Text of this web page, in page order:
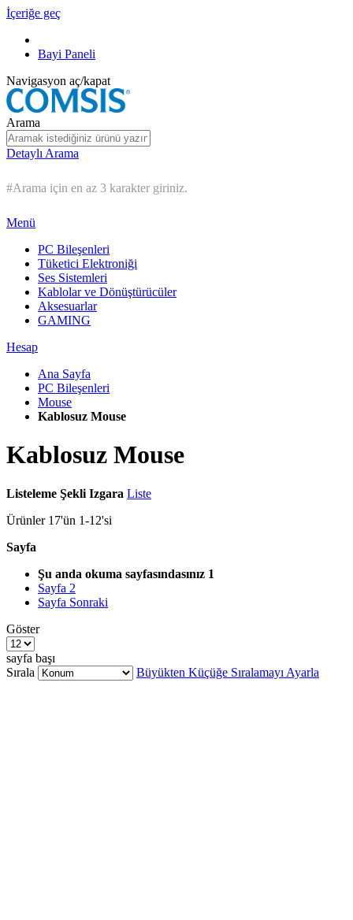
İçeriğe geç
Bayi Paneli
Navigasyon aç/kapat
Arama
Detaylı Arama
#Arama için en az 3 karakter giriniz.
Menü
PC Bileşenleri
Tüketici Elektroniği
Ses Sistemleri
Kablolar ve Dönüştürücüler
Aksesuarlar
GAMING
Hesap
Ana Sayfa
PC Bileşenleri
Mouse
Kablosuz Mouse
Kablosuz Mouse
Listeleme Şekli Izgara Liste
Ürünler 17'ün 1-12'si
Sayfa
Şu anda okuma sayfasındasınız 1
Sayfa 2
Sayfa Sonraki
Göster
sayfa başı
Sırala
Büyükten Küçüğe Sıralamayı Ayarla